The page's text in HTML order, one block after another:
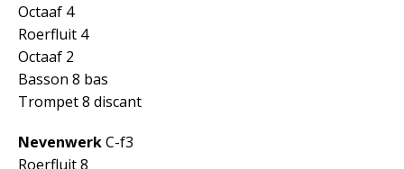
Octaaf 4
Roerfluit 4
Octaaf 2
Basson 8 bas
Trompet 8 discant
NevenwerkC-f3
Roerfluit 8